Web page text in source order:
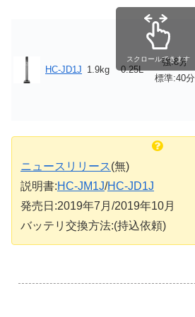
HC-JD1J 1.9kg 0.25L
強:8分
標準:40分
スクロールできます
ニュースリリース(無)
説明書:HC-JM1J/HC-JD1J
発売日:2019年7月/2019年10月
バッテリ交換方法:(持込依頼)